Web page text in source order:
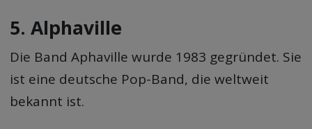
5. Alphaville
Die Band Aphaville wurde 1983 gegründet. Sie
ist eine deutsche Pop-Band, die weltweit
bekannt ist.